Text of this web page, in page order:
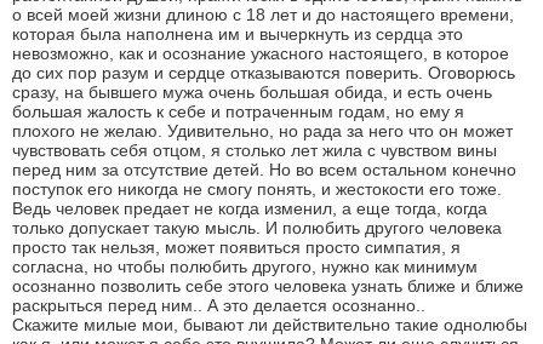
о всей моей жизни длиною с 18 лет и до настоящего времени,
которая была наполнена им и вычеркнуть из сердца это
невозможно, как и осознание ужасного настоящего, в которое
до сих пор разум и сердце отказываются поверить. Оговорюсь
сразу, на бывшего мужа очень большая обида, и есть очень
большая жалость к себе и потраченным годам, но ему я
плохого не желаю. Удивительно, но рада за него что он может
чувствовать себя отцом, я столько лет жила с чувством вины
перед ним за отсутствие детей. Но во всем остальном конечно
поступок его никогда не смогу понять, и жестокости его тоже.
Ведь человек предает не когда изменил, а еще тогда, когда
только допускает такую мысль. И полюбить другого человека
просто так нельзя, может появиться просто симпатия, я
согласна, но чтобы полюбить другого, нужно как минимум
осознанно позволить себе этого человека узнать ближе и ближе
раскрыться перед ним.. А это делается осознанно..
Скажите милые мои, бывают ли действительно такие однолюбы